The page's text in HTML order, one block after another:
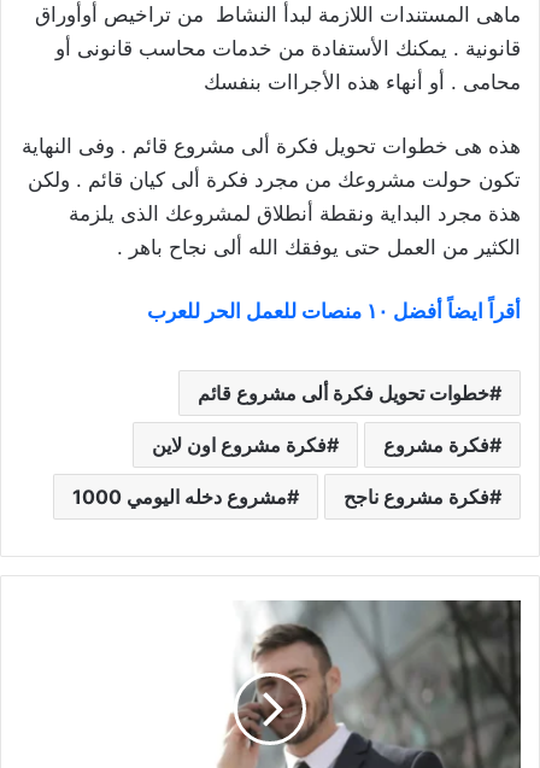
ماهى المستندات اللازمة لبدأ النشاط من تراخيص أوأوراق
قانونية . يمكنك الأستفادة من خدمات محاسب قانونى أو
محامى . أو أنهاء هذه الأجراات بنفسك
هذه هى خطوات تحويل فكرة ألى مشروع قائم . وفى النهاية
تكون حولت مشروعك من مجرد فكرة ألى كيان قائم . ولكن
هذة مجرد البداية ونقطة أنطلاق لمشروعك الذى يلزمة
الكثير من العمل حتى يوفقك الله ألى نجاح باهر .
أقراً ايضاً أفضل ١٠ منصات للعمل الحر للعرب
خطوات تحويل فكرة ألى مشروع قائم
فكرة مشروع فكرة مشروع اون لاين
فكرة مشروع ناجح مشروع دخله اليومي 1000
الثقة
بالنفس:
مفهومها
أهميتها
طرق